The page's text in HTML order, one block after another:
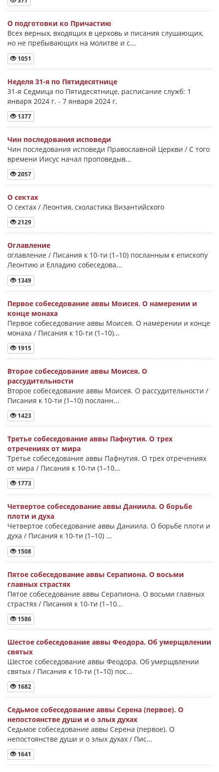
О подготовки ко Причастию
Всех верных, входящих в церковь и писания слушающих,
но не пребывающих на молитве и с...
1051
Неделя 31-я по Пятидесятнице
31-я Седмица по Пятидесятнице, расписание служб: 1
января 2024 г. - 7 января 2024 г.
1377
Чин последования исповеди
Чин последования исповеди Православной Церкви / С того
времени Иисус начал проповедыв...
2057
О сектах
О сектах / Леонтия, схоластика Византийского
2129
Оглавление
оглавление / Писания к 10-ти (1–10) посланным к епископу
Леонтию и Елладию собеседова...
1349
Первое собеседование аввы Моисея. О намерении и
конце монаха
Первое собеседование аввы Моисея. О намерении и конце
монаха / Писания к 10-ти (1–10)...
1915
Второе собеседование аввы Моисея. О
рассудительности
Второе собеседование аввы Моисея. О рассудительности /
Писания к 10-ти (1–10) посланн...
1423
Третье собеседование аввы Пафнутия. О трех
отречениях от мира
Третье собеседование аввы Пафнутия. О трех отречениях
от мира / Писания к 10-ти (1–10...
1773
Четвертое собеседование аввы Даниила. О борьбе
плоти и духа
Четвертое собеседование аввы Даниила. О борьбе плоти и
духа / Писания к 10-ти (1–10) ...
1508
Пятое собеседование аввы Серапиона. О восьми
главных страстях
Пятое собеседование аввы Серапиона. О восьми главных
страстях / Писания к 10-ти (1–10...
1586
Шестое собеседование аввы Феодора. Об умерщвлении
святых
Шестое собеседование аввы Феодора. Об умерщвлении
святых / Писания к 10-ти (1–10) пос...
1682
Седьмое собеседование аввы Серена (первое). О
непостоянстве души и о злых духах
Седьмое собеседование аввы Серена (первое). О
непостоянстве души и о злых духах / Пис...
1641